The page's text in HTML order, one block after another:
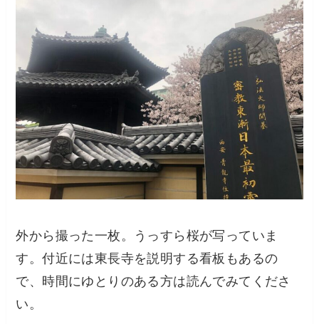
外から撮った一枚。うっすら桜が写っていま
す。付近には東長寺を説明する看板もあるの
で、時間にゆとりのある方は読んでみてくださ
い。